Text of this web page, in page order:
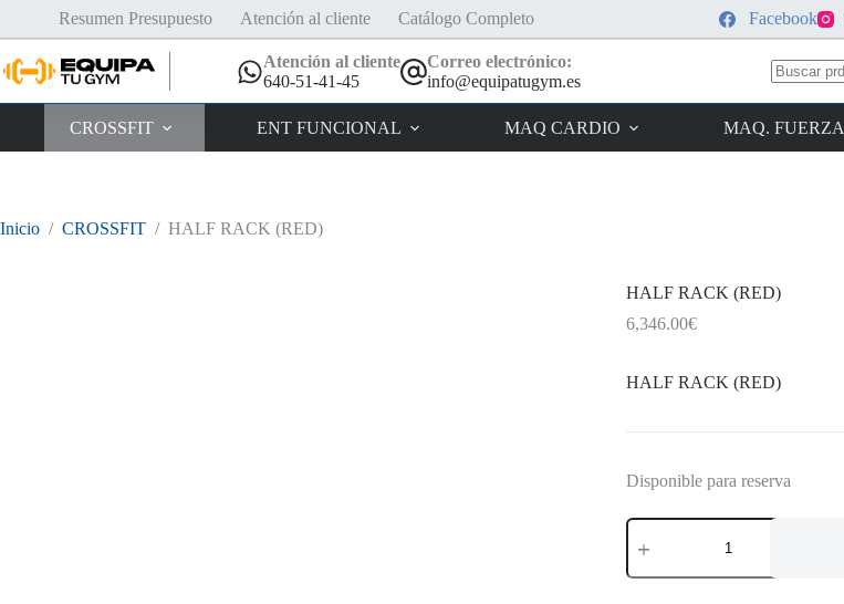
Resumen Presupuesto Atención al cliente Catálogo Completo Facebook
Atención al cliente
640-51-41-45
Correo electrónico:
info@equipatugym.es
CROSSFIT ENT FUNCIONAL MAQ CARDIO MAQ. FUERZA
Inicio / CROSSFIT / HALF RACK (RED)
HALF RACK (RED)
6,346.00€
HALF RACK (RED)
Disponible para reserva
HALF
RACK
cantidad